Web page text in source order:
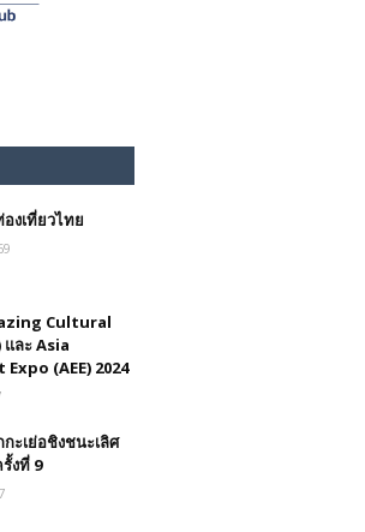
งเที่ยวไทย
Cultural
และ Asia
(AEE) 2024
ะเย่อชิงชนะเลิศ
งที่ 9